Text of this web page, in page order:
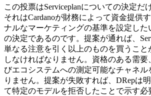
この投票はServiceplanについての決定だ
それはCardanoが財務によって資金提供
ナルなマーケティングの基準を設定した
の決定であるのです。提案が通れば、
単なる注意を引く以上のものを買うこと
しなければなりません。資格のある需要
びエコシステムへの測定可能なチャネル
りません。提案が失敗すれば、DRepは
て特定のモデルを拒否したことで示す必